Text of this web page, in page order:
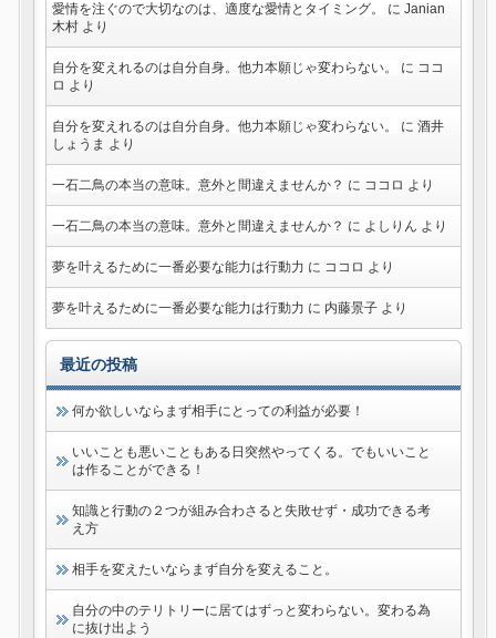
愛情を注ぐので大切なのは、適度な愛情とタイミング。 に Janian
木村より
自分を変えれるのは自分自身。他力本願じゃ変わらない。 に ココ
ロ より
自分を変えれるのは自分自身。他力本願じゃ変わらない。 に 酒井
しょうま より
一石二鳥の本当の意味。意外と間違えませんか？ に ココロ より
一石二鳥の本当の意味。意外と間違えませんか？ に よしりん より
夢を叶えるために一番必要な能力は行動力 に ココロ より
夢を叶えるために一番必要な能力は行動力 に 内藤景子より
最近の投稿
何か欲しいならまず相手にとっての利益が必要！
いいことも悪いこともある日突然やってくる。でもいいこと
は作ることができる！
知識と行動の２つが組み合わさると失敗せず・成功できる考
え方
相手を変えたいならまず自分を変えること。
自分の中のテリトリーに居てはずっと変わらない。変わる為
に抜け出よう